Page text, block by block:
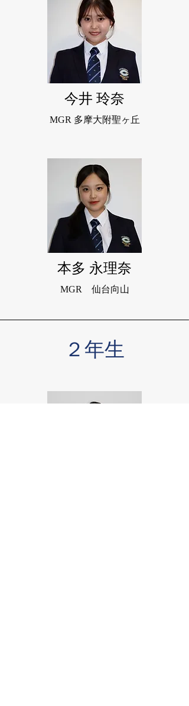
今井 玲奈
MGR 多摩大附聖ヶ丘
​本多 永理奈
MGR ​仙台向山
２年生